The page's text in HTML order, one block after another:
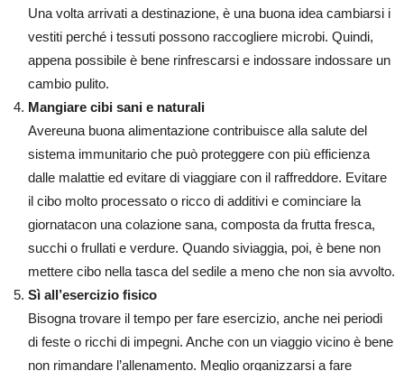
Una volta arrivati a destinazione, è una buona idea cambiarsi i
vestiti perché i tessuti possono raccogliere microbi. Quindi,
appena possibile è bene rinfrescarsi e indossare indossare un
cambio pulito.
Mangiare cibi sani e naturali
Avereuna buona alimentazione contribuisce alla salute del
sistema immunitario che può proteggere con più efficienza
dalle malattie ed evitare di viaggiare con il raffreddore. Evitare
il cibo molto processato o ricco di additivi e cominciare la
giornatacon una colazione sana, composta da frutta fresca,
succhi o frullati e verdure. Quando siviaggia, poi, è bene non
mettere cibo nella tasca del sedile a meno che non sia avvolto.
Sì all’esercizio fisico
Bisogna trovare il tempo per fare esercizio, anche nei periodi
di feste o ricchi di impegni. Anche con un viaggio vicino è bene
non rimandare l’allenamento. Meglio organizzarsi a fare